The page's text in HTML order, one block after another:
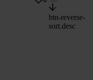
btn-reverse-
sort.desc